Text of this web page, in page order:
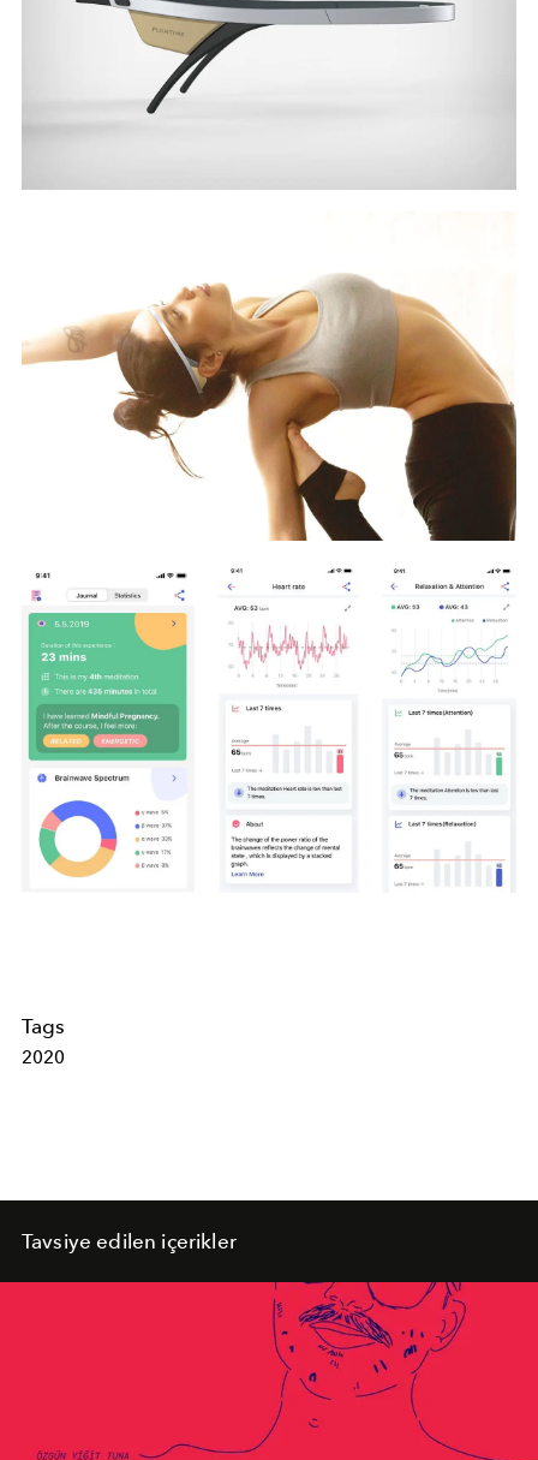
Tags
2020
Tavsiye edilen içerikler